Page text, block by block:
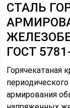
СТАЛЬ
ГОСТ
Горячекатаная
армирования